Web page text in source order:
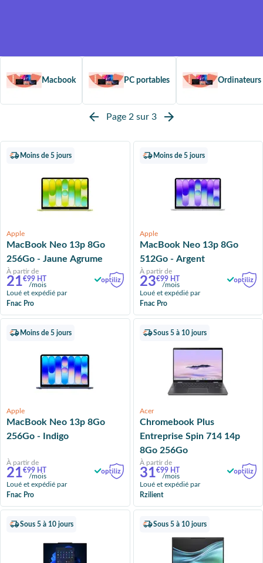
Macbook PC portables Ordinateurs
Page 2 sur 3
Moins de 5 jours
Apple
MacBook Neo 13p 8Go
256Go - Jaune Agrume
À partir de
21€99 HT
/mois
Loué et expédié par
Fnac Pro
Moins de 5 jours
Apple
MacBook Neo 13p 8Go
512Go - Argent
À partir de
23€99 HT
/mois
Loué et expédié par
Fnac Pro
Moins de 5 jours
Apple
MacBook Neo 13p 8Go
256Go - Indigo
À partir de
21€99 HT
/mois
Loué et expédié par
Fnac Pro
Sous 5 à 10 jours
Acer
Chromebook Plus
Entreprise Spin 714 14p
8Go 256Go
À partir de
31€99 HT
/mois
Loué et expédié par
Rzilient
Sous 5 à 10 jours Sous 5 à 10 jours